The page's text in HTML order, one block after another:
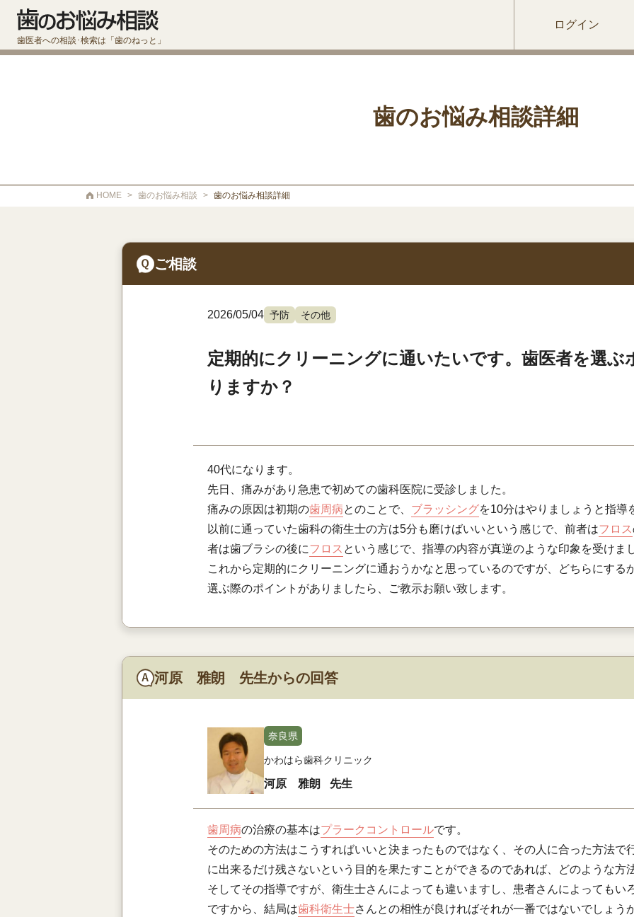
歯医者への相談･検索は「歯のねっと」
ログイン
歯のお悩み相談詳細
HOME > 歯のお悩み相談 > 歯のお悩み相談詳細
ご相談
2026/05/04 予防 その他
定期的にクリーニングに通いたいです。歯医者を選ぶ
りますか？
40代になります。
先日、痛みがあり急患で初めての歯科医院に受診しました。
痛みの原因は初期の歯周病とのことで、 ブラッシングを10分はやりましょうと指導
以前に通っていた歯科の衛生士の方は5分も磨けばいいという感じで、前者はフロス
者は歯ブラシの後にフロス という感じで、指導の内容が真逆のような印象を受けま
これから定期的にクリーニングに通おうかなと思っているのですが、どちらにする
選ぶ際のポイントがありましたら、ご教示お願い致します。
河原 雅朗 先生からの回答
奈良県
かわはら歯科クリニック
河原 雅朗 先生
歯周病の治療の基本はプラークコントロールです。
そのための方法はこうすればいいと決まったものではなく、その人に合った方法で
に出来るだけ残さないという目的を果たすことができるのであれば、どのような方
そしてその指導ですが、衛生士さんによっても違いますし、患者さんによってもい
ですから、結局は歯科衛生士さんとの相性が良ければそれが一番ではないでしょう